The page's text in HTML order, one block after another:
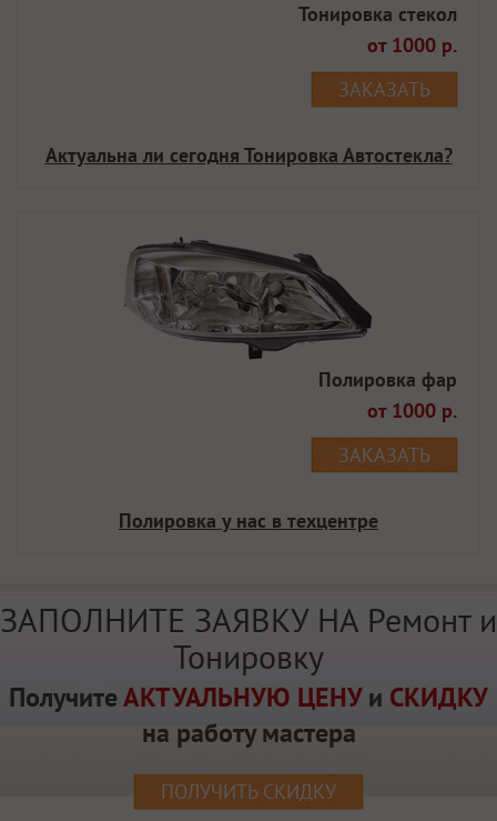
Тонировка стекол
от 1000 р.
ЗАКАЗАТЬ
Актуальна ли сегодня Тонировка Автостекла?
Полировка фар
от 1000 р.
ЗАКАЗАТЬ
Полировка у нас в техцентре
ЗАПОЛНИТЕ ЗАЯВКУ НА Ремонт и
Тонировку
ПолучитеАКТУАЛЬНУЮ ЦЕНУи СКИДКУ
на работу мастера
ПОЛУЧИТЬ СКИДКУ